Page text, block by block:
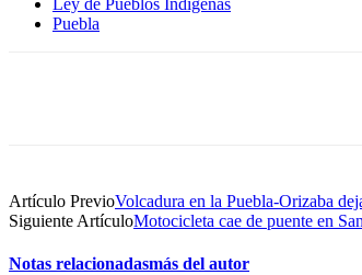
Ley de Pueblos Indígenas
Puebla
Artículo PrevioVolcadura en la Puebla-Orizaba
Siguiente ArtículoMotocicleta cae de puente en
Notas relacionadasmás del autor